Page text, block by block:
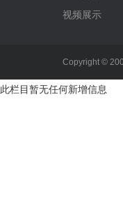
视频展示
Copyright ©
此栏目暂无任何新增信息